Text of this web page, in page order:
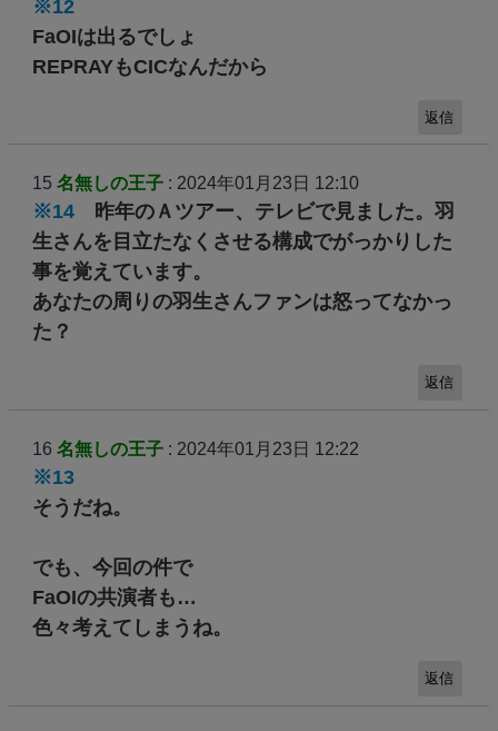
※12
FaOIは出るでしょ
REPRAYもCICなんだから
返信
15 名無しの王子: 2024年01月23日 12:10
※14昨年のＡツアー、テレビで見ました。羽
生さんを目立たなくさせる構成でがっかりした
事を覚えています。
あなたの周りの羽生さんファンは怒ってなかっ
た？
返信
16 名無しの王子: 2024年01月23日 12:22
※13
そうだね。
でも、今回の件で
FaOIの共演者も…
色々考えてしまうね。
返信